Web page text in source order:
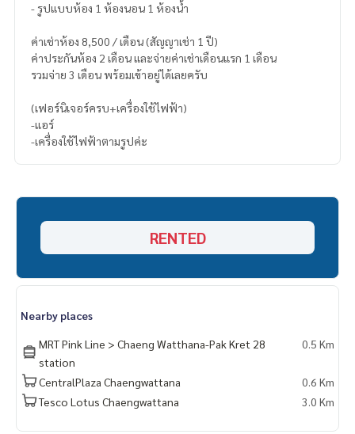
- รูปแบบห้อง 1 ห้องนอน 1 ห้องน้ำ
ค่าเช่าห้อง 8,500 / เดือน (สัญญาเช่า 1 ปี)
ค่าประกันห้อง 2 เดือน และจ่ายค่าเช่าเดือนแรก 1 เดือน
รวมจ่าย 3 เดือน พร้อมเข้าอยู่ได้เลยครับ
(เฟอร์นิเจอร์ครบ+เครื่องใช้ไฟฟ้า)
-แอร์
-เครื่องใช้ไฟฟ้าตามรูปค่ะ
RENTED
Nearby places
MRT Pink Line > Chaeng Watthana-Pak Kret 28
station
0.5 Km
CentralPlaza Chaengwattana
0.6 Km
Tesco Lotus Chaengwattana
3.0 Km